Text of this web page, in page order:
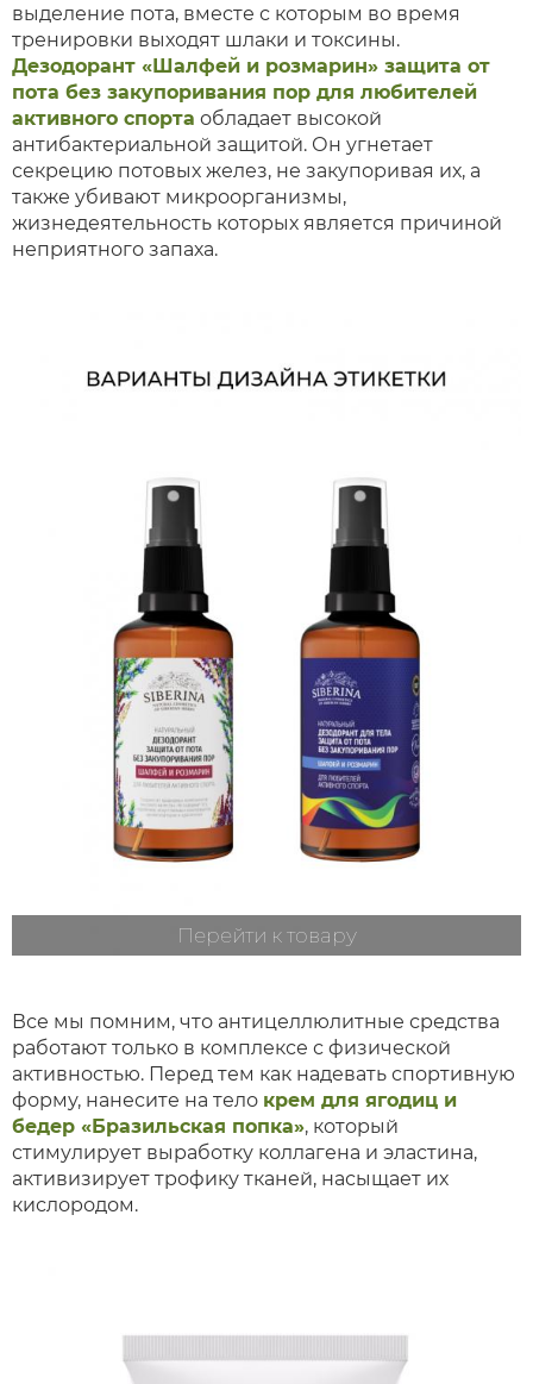
выделение пота, вместе с которым во время
тренировки выходят шлаки и токсины.
Дезодорант «Шалфей и розмарин» защита от
пота без закупоривания пор для любителей
активного спорта обладает высокой
антибактериальной защитой. Он угнетает
секрецию потовых желез, не закупоривая их, а
также убивают микроорганизмы,
жизнедеятельность которых является причиной
неприятного запаха.
Перейти к товару
Все мы помним, что антицеллюлитные средства
работают только в комплексе с физической
активностью. Перед тем как надевать спортивную
форму, нанесите на тело крем для ягодиц и
бедер «Бразильская попка», который
стимулирует выработку коллагена и эластина,
активизирует трофику тканей, насыщает их
кислородом.